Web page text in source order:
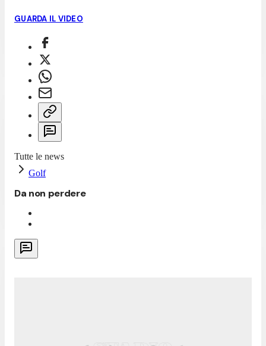
GUARDA IL VIDEO
Tutte le news
Golf
Da non perdere